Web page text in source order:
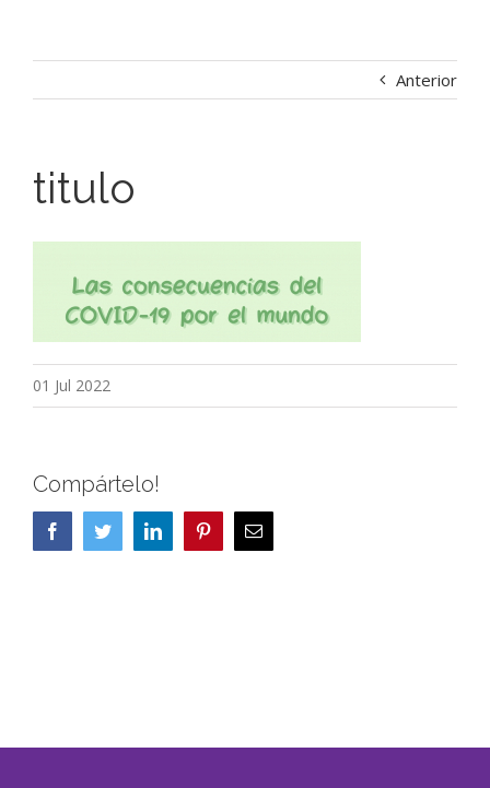
Anterior
titulo
01 Jul 2022
Compártelo!
FacebookTwitterLinkedIn PinterestCorreo
electrónico